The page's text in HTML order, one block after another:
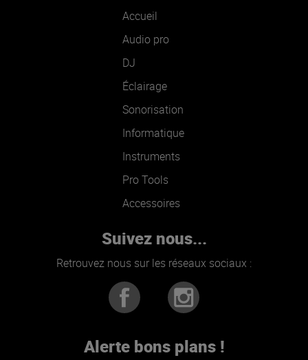
Accueil
Audio pro
DJ
Éclairage
Sonorisation
Informatique
Instruments
Pro Tools
Accessoires
Suivez nous...
Retrouvez nous sur les réseaux sociaux :
Alerte bons plans !